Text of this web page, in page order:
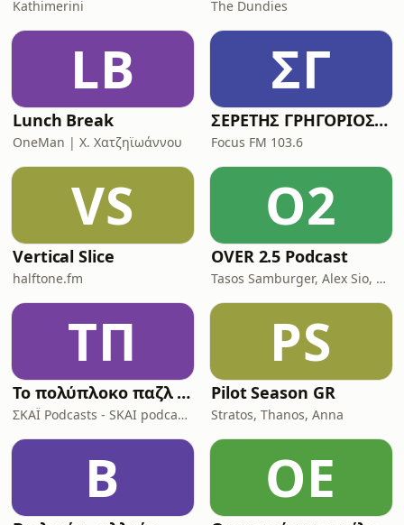
Kathimerini The Dundies
LB
Lunch Break
OneMan | X. Χατζηϊωάννου
ΣΓ
ΣΕΡΕΤΗΣ ΓΡΗΓΟΡΙΟΣ - ΚΟΝΤΡΑ ΣΤΟ ΣΥΣΤΗΜΑ
Focus FM 103.6
VS
Vertical Slice
halftone.fm
O2
OVER 2.5 Podcast
Tasos Samburger, Alex Sio, Monkey Bros
ΤΠ
Το πολύπλοκο παζλ της Ινδοευρωπαϊκής γλώσσας
ΣΚΑΪ Podcasts - SKAI podcasts
PS
Pilot Season GR
Stratos, Thanos, Anna
Β ΟΕ